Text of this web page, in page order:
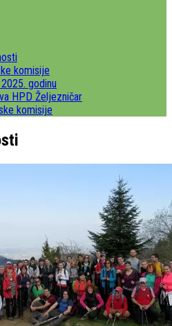
komisije
godinu
HPD Željezničar
komisije